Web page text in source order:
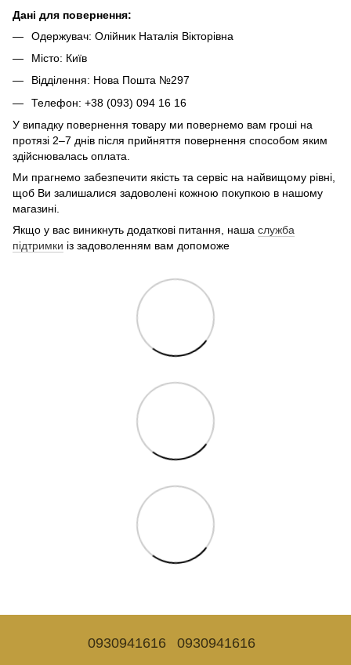
Дані для повернення:
Одержувач: Олійник Наталія Вікторівна
Місто: Київ
Відділення: Нова Пошта №297
Телефон: +38 (093) 094 16 16
У випадку повернення товару ми повернемо вам гроші на
протязі 2–7 днів після прийняття повернення способом яким
здійснювалась оплата.
Ми прагнемо забезпечити якість та сервіс на найвищому рівні,
щоб Ви залишалися задоволені кожною покупкою в нашому
магазині.
Якщо у вас виникнуть додаткові питання, наша служба
підтримки із задоволенням вам допоможе
0930941616 0930941616